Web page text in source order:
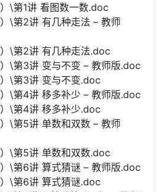
\第1讲 看图数一数.doc
\第2讲 有几种走法 – 教师
）\第2讲 有几种走法.doc
）\第3讲 变与不变 – 教师版.doc
）\第3讲 变与不变.doc
）\第4讲 移多补少 – 教师版.doc
）\第4讲 移多补少.doc
\第5讲 单数和双数 – 教师
）\第5讲 单数和双数.doc
）\第6讲 算式猜谜 – 教师版.doc
）\第6讲 算式猜谜.doc